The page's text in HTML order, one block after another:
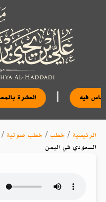
| بدع الناس فيه
الرئيسية / خطب/ خطب صوتية /
السعودي في اليمن